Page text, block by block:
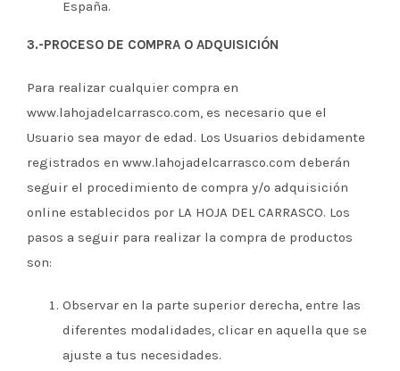
España.
3.-PROCESO DE COMPRA O ADQUISICIÓN
Para realizar cualquier compra en
www.lahojadelcarrasco.com, es necesario que el
Usuario sea mayor de edad. Los Usuarios debidamente
registrados en www.lahojadelcarrasco.com deberán
seguir el procedimiento de compra y/o adquisición
online establecidos por LA HOJA DEL CARRASCO. Los
pasos a seguir para realizar la compra de productos
son:
Observar en la parte superior derecha, entre las
diferentes modalidades, clicar en aquella que se
ajuste a tus necesidades.